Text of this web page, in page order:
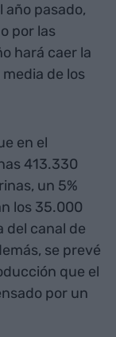
año pasado,
por las
hará caer la
de los
en el
413.330
un 5%
los 35.000
del canal de
se prevé
que el
por un